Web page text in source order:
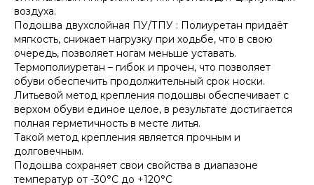
воздуха.
Подошва двухслойная ПУ/ТПУ : Полиуретан придаёт
мягкость, снижает нагрузку при ходьбе, что в свою
очередь, позволяет ногам меньше уставать.
Термополиуретан – гибок и прочен, что позволяет
обуви обеспечить продолжительный срок носки.
Литьевой метод крепления подошвы обеспечивает с
верхом обуви единое целое, в результате достигается
полная герметичность в месте литья.
Такой метод крепления является прочным и
долговечным.
Подошва сохраняет свои свойства в диапазоне
температур от -30°С до +120°С